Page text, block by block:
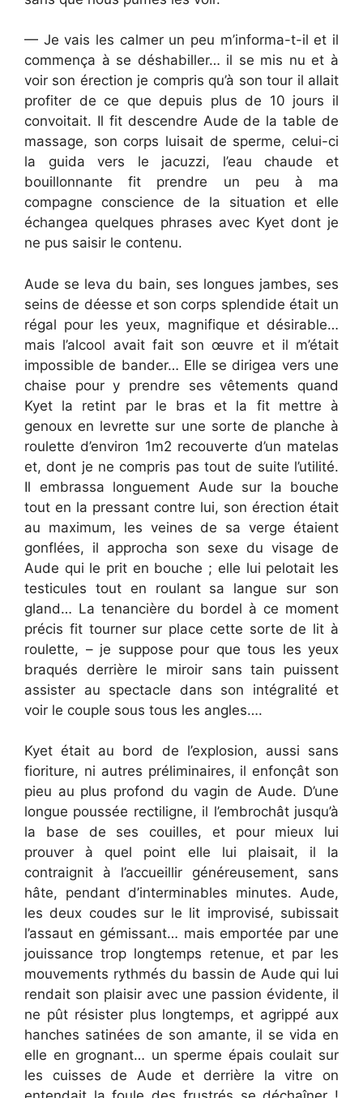
— Je vais les calmer un peu m’informa-t-il et il
commença à se déshabiller… il se mis nu et à
voir son érection je compris qu’à son tour il allait
profiter de ce que depuis plus de 10 jours il
convoitait. Il fit descendre Aude de la table de
massage, son corps luisait de sperme, celui-ci
la guida vers le jacuzzi, l’eau chaude et
bouillonnante fit prendre un peu à ma
compagne conscience de la situation et elle
échangea quelques phrases avec Kyet dont je
ne pus saisir le contenu.
Aude se leva du bain, ses longues jambes, ses
seins de déesse et son corps splendide était un
régal pour les yeux, magnifique et désirable…
mais l’alcool avait fait son œuvre et il m’était
impossible de bander… Elle se dirigea vers une
chaise pour y prendre ses vêtements quand
Kyet la retint par le bras et la fit mettre à
genoux en levrette sur une sorte de planche à
roulette d’environ 1m2 recouverte d’un matelas
et, dont je ne compris pas tout de suite l’utilité.
Il embrassa longuement Aude sur la bouche
tout en la pressant contre lui, son érection était
au maximum, les veines de sa verge étaient
gonflées, il approcha son sexe du visage de
Aude qui le prit en bouche ; elle lui pelotait les
testicules tout en roulant sa langue sur son
gland… La tenancière du bordel à ce moment
précis fit tourner sur place cette sorte de lit à
roulette, – je suppose pour que tous les yeux
braqués derrière le miroir sans tain puissent
assister au spectacle dans son intégralité et
voir le couple sous tous les angles….
Kyet était au bord de l’explosion, aussi sans
fioriture, ni autres préliminaires, il enfonçât son
pieu au plus profond du vagin de Aude. D’une
longue poussée rectiligne, il l’embrochât jusqu’à
la base de ses couilles, et pour mieux lui
prouver à quel point elle lui plaisait, il la
contraignit à l’accueillir généreusement, sans
hâte, pendant d’interminables minutes. Aude,
les deux coudes sur le lit improvisé, subissait
l’assaut en gémissant… mais emportée par une
jouissance trop longtemps retenue, et par les
mouvements rythmés du bassin de Aude qui lui
rendait son plaisir avec une passion évidente, il
ne pût résister plus longtemps, et agrippé aux
hanches satinées de son amante, il se vida en
elle en grognant… un sperme épais coulait sur
les cuisses de Aude et derrière la vitre on